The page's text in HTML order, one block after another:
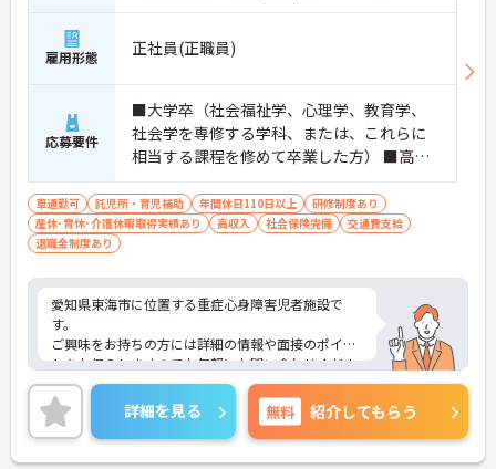
雇用形態 正社員(正職員)
応募要件
■大学卒（社会福祉学、心理学、教育学、
社会学を専修する学科、または、これらに
相当する課程を修めて卒業した方） ■高等
学校、または、中等教育学校卒（卒業後2年
以上の児童福祉事業に従事した方） ■小学
校、中学校、高等学校、または、中等教育
士、または、精神保健福祉士資格をお持ち
の方 ※障害児者施設で児童指導員業務を経
験された方は優遇します。
車通勤可 託児所・育児補助 年間休日110日以上
研修制度あり
産休･育休･介護休暇取得実績あり
高収入 社会保険完備
交通費支給
退職金制度あり
愛知県東海市に位置する重症心身障害児者施設で
す。
ご興味をお持ちの方には詳細の情報や面接のポイン
トをお伝えしますのでお気軽にお問い合わせくださ
いませ。
詳細を見る 無料 紹介してもらう